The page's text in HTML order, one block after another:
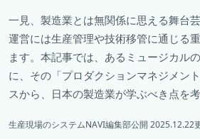
一見、製造業とは無関係に思える舞台
運営には生産管理や技術移管に通じる
ます。本記事では、あるミュージカル
に、その「プロダクションマネジメン
スから、日本の製造業が学ぶべき点を
生産現場のシステムNAVI編集部公開 2025.12.22